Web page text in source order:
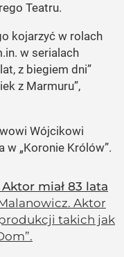
Teatru.
kojarzyć w rolach
w serialach
z biegiem dni”
z Marmuru”,
Wójcikowi
w „Koronie Królów”.
miał 83 lata
Aktor
takich jak